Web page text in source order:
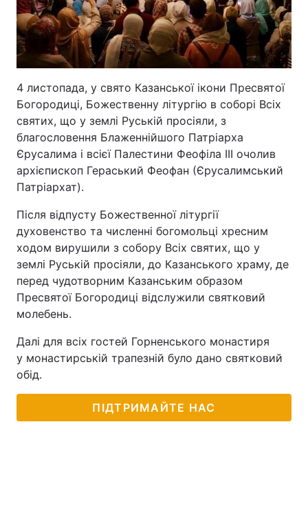
4 листопада, у свято Казанської ікони Пресвятої
Богородиці, Божественну літургію в соборі Всіх
святих, що у землі Руській просіяли, з
благословення Блаженнійшого Патріарха
Єрусалима і всієї Палестини Феофіла III очолив
архієпископ Гераський Феофан (Єрусалимський
Патріархат).
Після відпусту Божественної літургії
духовенство та численні богомольці хресним
ходом вирушили з собору Всіх святих, що у
землі Руській просіяли, до Казанського храму, де
перед чудотворним Казанським образом
Пресвятої Богородиці відслужили святковий
молебень.
Далі для всіх гостей Горненського монастиря
у монастирській трапезній було дано святковий
обід.
ПІДТРИМАЙТЕ НАС